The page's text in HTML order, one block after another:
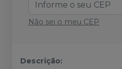
Não sei o meu CEP
Descrição: